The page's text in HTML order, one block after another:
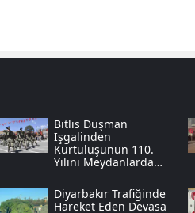
Bitlis Düşman
Işgalinden
Kurtuluşunun 110.
Yılını Meydanlarda
Diyarbakır Trafiğinde
Hareket Eden Devasa